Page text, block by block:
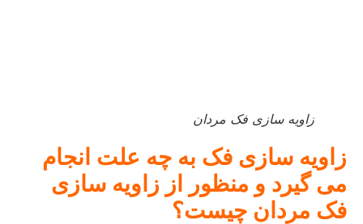
زاویه سازی فک مردان
زاویه سازی فک به چه علت انجام
می گیرد و منظور از زاویه سازی
فک مردان چیست؟